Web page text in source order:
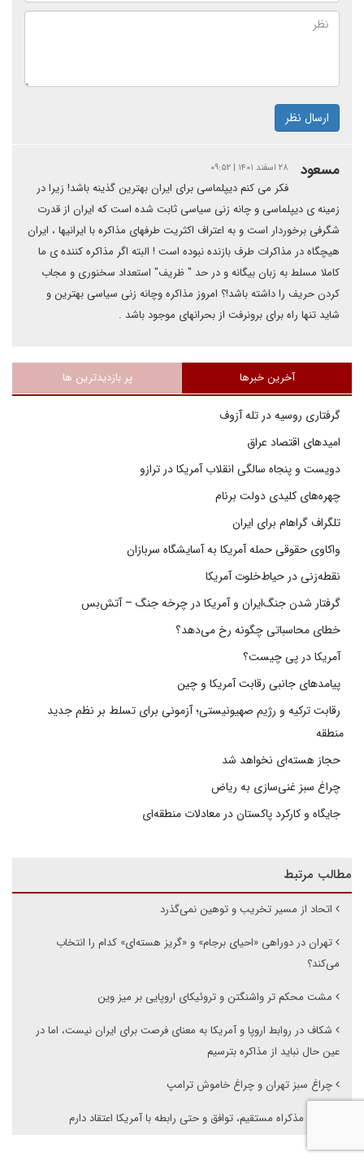
ارسال نظر
مسعود ۲۸ اسفند ۱۴۰۱ | ۰۹:۵۲
فکر می کنم دیپلماسی برای ایران بهترین گذینه باشد! زیرا در
زمینه ی دیپلماسی و چانه زنی سیاسی ثابت شده است که ایران از قدرت
شگرفی برخوردار است و به اعتراف اکثریت طرفهای مذاکره با ایرانیها ، ایران
هیچگاه در مذاکرات طرف بازنده نبوده است ! البته اگر مذاکره کننده ی ما
کاملا مسلط به زبان بیگانه و در حد " ظریف" استعداد سخنوری و مجاب
کردن حریف را داشته باشد!؟ امروز مذاکره وچانه زنی سیاسی بهترین و
شاید تنها راه برای برونرفت از بحرانهای موجود باشد .
آخرین خبرها پر بازدیدترین ها
گرفتاری روسیه در تله آزوف
امیدهای اقتصاد عراق
دویست و پنجاه سالگی انقلاب آمریکا در ترازو
چهره‌های کلیدی دولت برنام
تلگراف گراهام برای ایران
واکاوی حقوقی حمله آمریکا به آسایشگاه سربازان
نقطه‌زنی در حیاط‌خلوت آمریکا
گرفتار شدن جنگ‌ایران و آمریکا در چرخه جنگ – آتش‌بس
خطای محاسباتی چگونه رخ می‌دهد؟
آمریکا در پی چیست؟
پیامدهای جانبی رقابت آمریکا و چین
رقابت ترکیه و رژیم صهیونیستی؛ آزمونی برای تسلط بر نظم جدید
منطقه
حجاز هسته‌ای نخواهد شد
چراغ سبز غنی‌سازی به ریاض
جایگاه و کارکرد پاکستان در معادلات منطقه‌ای
مطالب مرتبط
اتحاد از مسیر تخریب و توهین نمی‌گذرد
تهران در دوراهی «احیای برجام» و «گریز هسته‌ای» کدام را انتخاب
می‌کند؟
مشت محکم تر واشنگتن و تروئیکای اروپایی بر میز وین
شکاف در روابط اروپا و آمریکا به معنای فرصت برای ایران نیست، اما در
عین حال نباید از مذاکره بترسیم
چراغ سبز تهران و چراغ خاموش ترامپ
من به مذکراه مستقیم، توافق و حتی رابطه با آمریکا اعتقاد دارم